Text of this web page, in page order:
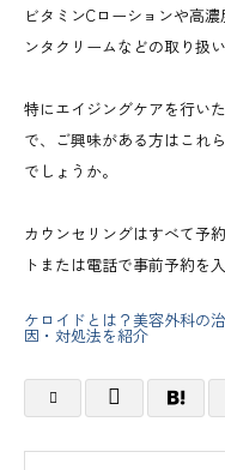
ビタミンCローションや高
ンタクリームなどの取り扱
特にエイジングケアを行い
で、ご興味がある方はこれ
でしょうか。
カウンセリングはすべて予
トまたは電話で事前予約を
ケロイドとは？美容外科の
因・対処法を紹介